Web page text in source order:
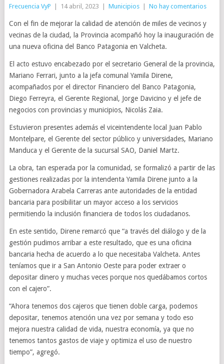
Frecuencia VyP 14 abril, 2023 Municipios No hay comentarios
Con el fin de mejorar la calidad de atención de miles de vecinos y
vecinas de la ciudad, la Provincia acompañó hoy la inauguración de
una nueva oficina del Banco Patagonia en Valcheta.
El acto estuvo encabezado por el secretario General de la provincia,
Mariano Ferrari, junto a la jefa comunal Yamila Direne,
acompañados por el director Financiero del Banco Patagonia,
Diego Ferreyra, el Gerente Regional, Jorge Davicino y el jefe de
negocios con provincias y municipios, Nicolás Zaia.
Estuvieron presentes además el viceintendente local Juan Pablo
Montelpare, el Gerente del sector público y universidades, Mariano
Manduca y el Gerente de la sucursal SAO, Daniel Martz.
La obra, tan esperada por la comunidad, se formalizó a partir de las
gestiones realizadas por la intendenta Yamila Direne junto a la
Gobernadora Arabela Carreras ante autoridades de la entidad
bancaria para posibilitar un mayor acceso a los servicios
permitiendo la inclusión financiera de todos los ciudadanos.
En este sentido, Direne remarcó que “a través del diálogo y de la
gestión pudimos arribar a este resultado, que es una oficina
bancaria hecha de acuerdo a lo que necesitaba Valcheta. Antes
teníamos que ir a San Antonio Oeste para poder extraer o
depositar dinero y muchas veces porque nos quedábamos cortos
con el cajero”.
“Ahora tenemos dos cajeros que tienen doble carga, podemos
depositar, tenemos atención una vez por semana y todo eso
mejora nuestra calidad de vida, nuestra economía, ya que no
tenemos tantos gastos de viaje y optimiza el uso de nuestro
tiempo”, agregó.